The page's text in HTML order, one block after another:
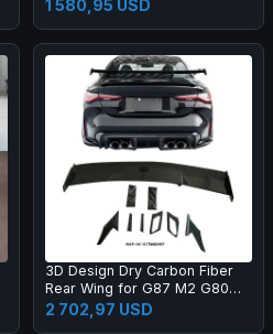
1 580,95 USD
3D Design Dry Carbon Fiber
Rear Wing for G87 M2 G80
M3 G82 M4 Dry Carbon Fiber
Rear Spoiler High Quality
2 702,97 USD